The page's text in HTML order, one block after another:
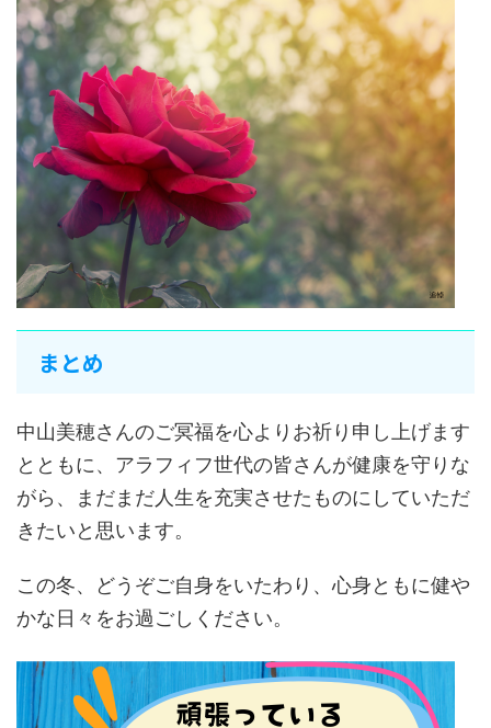
まとめ
中山美穂さんのご冥福を心よりお祈り申し上げます
とともに、アラフィフ世代の皆さんが健康を守りな
がら、まだまだ人生を充実させたものにしていただ
きたいと思います。
この冬、どうぞご自身をいたわり、心身ともに健や
かな日々をお過ごしください。